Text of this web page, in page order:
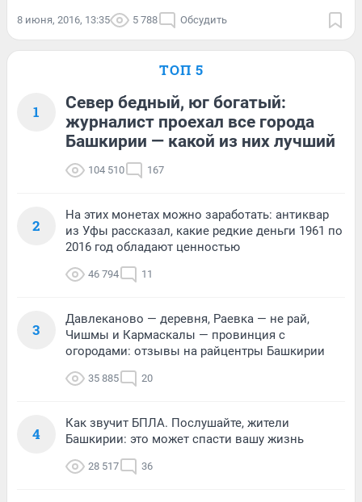
8 июня, 2016, 13:35 5 788 Обсудить
ТОП 5
1
Север бедный, юг богатый:
журналист проехал все города
Башкирии — какой из них лучший
104 510 167
2
На этих монетах можно заработать: антиквар
из Уфы рассказал, какие редкие деньги 1961 по
2016 год обладают ценностью
46 794 11
3
Давлеканово — деревня, Раевка — не рай,
Чишмы и Кармаскалы — провинция с
огородами: отзывы на райцентры Башкирии
35 885 20
4
Как звучит БПЛА. Послушайте, жители
Башкирии: это может спасти вашу жизнь
28 517 36